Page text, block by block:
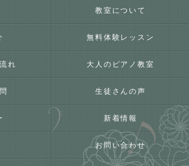
教室について
無料体験レッスン
れ 大人のピアノ教室
生徒さんの声
新着情報
お問い合わせ